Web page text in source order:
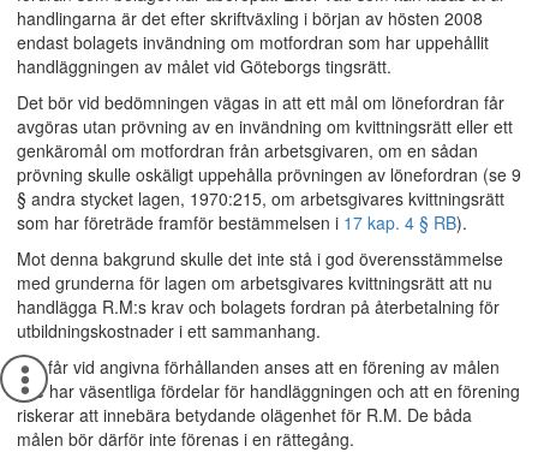
handlingarna är det efter skriftväxling i början av hösten 2008
endast bolagets invändning om motfordran som har uppehållit
handläggningen av målet vid Göteborgs tingsrätt.
Det bör vid bedömningen vägas in att ett mål om lönefordran får
avgöras utan prövning av en invändning om kvittningsrätt eller ett
genkäromål om motfordran från arbetsgivaren, om en sådan
prövning skulle oskäligt uppehålla prövningen av lönefordran (se 9
§ andra stycket lagen, 1970:215, om arbetsgivares kvittningsrätt
som har företräde framför bestämmelsen i 17 kap. 4 § RB).
Mot denna bakgrund skulle det inte stå i god överensstämmelse
med grunderna för lagen om arbetsgivares kvittningsrätt att nu
handlägga R.M:s krav och bolagets fordran på återbetalning för
utbildningskostnader i ett sammanhang.
Det får vid angivna förhållanden anses att en förening av målen
inte har väsentliga fördelar för handläggningen och att en förening
riskerar att innebära betydande olägenhet för R.M. De båda
målen bör därför inte förenas i en rättegång.